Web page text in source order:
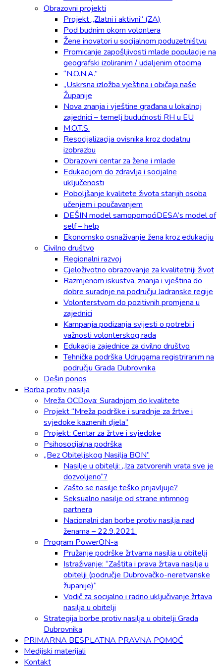
Obrazovni projekti
Projekt „Zlatni i aktivni“ (ZA)
Pod budnim okom volontera
Žene inovatori u socijalnom poduzetništvu
Promicanje zapošljivosti mlade populacije na
geografski izoliranim / udaljenim otocima
“N.O.N.A.”
„Uskrsna izložba vještina i običaja naše
Županije
Nova znanja i vještine građana u lokalnoj
zajednici – temelj budućnosti RH u EU
M.O.T.S.
Resocijalizacija ovisnika kroz dodatnu
izobrazbu
Obrazovni centar za žene i mlade
Edukacijom do zdravlja i socijalne
uključenosti
Poboljšanje kvalitete života starijih osoba
učenjem i poučavanjem
DEŠIN model samopomoćiDESA’s model of
self – help
Ekonomsko osnaživanje žena kroz edukaciju
Civilno društvo
Regionalni razvoj
Cjeloživotno obrazovanje za kvalitetniji život
Razmjenom iskustva, znanja i vještina do
dobre suradnje na području Jadranske regije
Volonterstvom do pozitivnih promjena u
zajednici
Kampanja podizanja svijesti o potrebi i
važnosti volonterskog rada
Edukacija zajednice za civilno društvo
Tehnička podrška Udrugama registriranim na
području Grada Dubrovnika
Dešin ponos
Borba protiv nasilja
Mreža OCDova: Suradnjom do kvalitete
Projekt “Mreža podrške i suradnje za žrtve i
svjedoke kaznenih djela”
Projekt: Centar za žrtve i svjedoke
Psihosocijalna podrška
„Bez Obiteljskog Nasilja BON”
Nasilje u obitelji: „Iza zatvorenih vrata sve je
dozvoljeno“?
Zašto se nasilje teško prijavljuje?
Seksualno nasilje od strane intimnog
partnera
Nacionalni dan borbe protiv nasilja nad
ženama – 22.9.2021.
Program PowerON-a
Pružanje podrške žrtvama nasilja u obitelji
Istraživanje: “Zaštita i prava žrtava nasilja u
obitelji (područje Dubrovačko-neretvanske
županije)“
Vodič za socijalno i radno uključivanje žrtava
nasilja u obitelji
Strategija borbe protiv nasilja u obitelji Grada
Dubrovnika
PRIMARNA BESPLATNA PRAVNA POMOĆ
Medijski materijali
Kontakt